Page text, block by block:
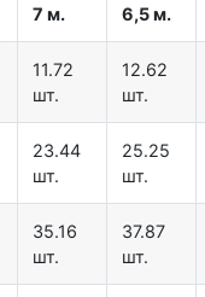
7 м. 6,5 м.
11.72
шт.
12.62
шт.
23.44
шт.
25.25
шт.
35.16
шт.
37.87
шт.